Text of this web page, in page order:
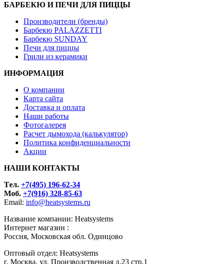
БАРБЕКЮ И ПЕЧИ ДЛЯ ПИЦЦЫ
Производители (бренды)
Барбекю PALAZZETTI
Барбекю SUNDAY
Печи для пиццы
Грили из керамики
ИНФОРМАЦИЯ
О компании
Карта сайта
Доставка и оплата
Наши работы
Фотогалерея
Расчет дымохода (калькулятор)
Политика конфиденциальности
Акции
НАШИ КОНТАКТЫ
Tел. +7(495) 196-62-34
Моб. +7(916) 328-85-63
Email: info@heatsystems.ru
Название компании: Heatsystems
Интернет магазин :
Россия, Московская обл. Одинцово
Оптовый отдел: Heatsystems
г. Москва, ул. Производственная д.23 стр.1